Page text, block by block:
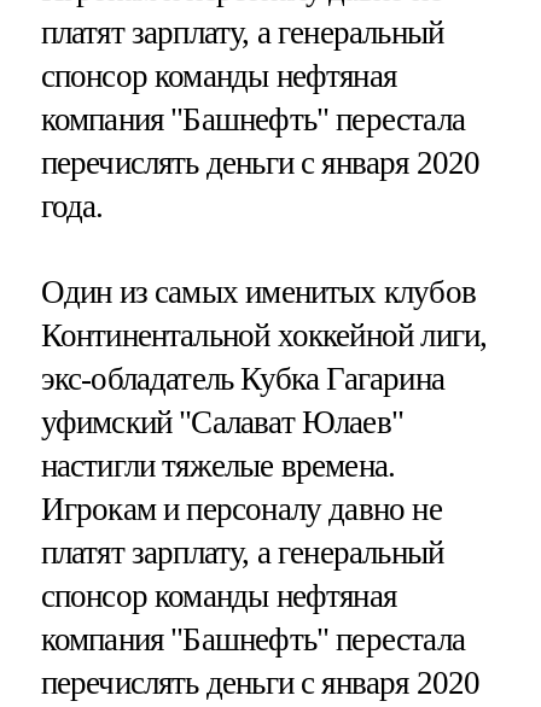
платят зарплату, а генеральный
спонсор команды нефтяная
компания "Башнефть" перестала
перечислять деньги с января 2020
года.
Один из самых именитых клубов
Континентальной хоккейной лиги,
экс-обладатель Кубка Гагарина
уфимский "Салават Юлаев"
настигли тяжелые времена.
Игрокам и персоналу давно не
платят зарплату, а генеральный
спонсор команды нефтяная
компания "Башнефть" перестала
перечислять деньги с января 2020